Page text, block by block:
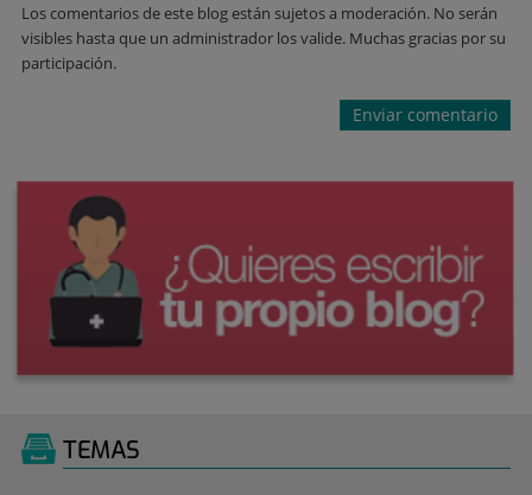
Los comentarios de este blog están sujetos a moderación. No serán
visibles hasta que un administrador los valide. Muchas gracias por su
participación.
TEMAS